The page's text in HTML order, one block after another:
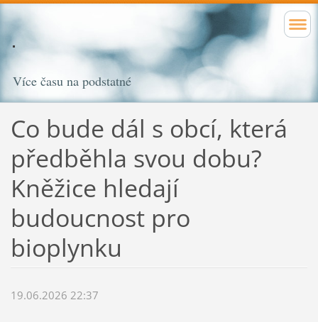
Více času na podstatné
Co bude dál s obcí, která
předběhla svou dobu?
Kněžice hledají
budoucnost pro
bioplynku
19.06.2026 22:37